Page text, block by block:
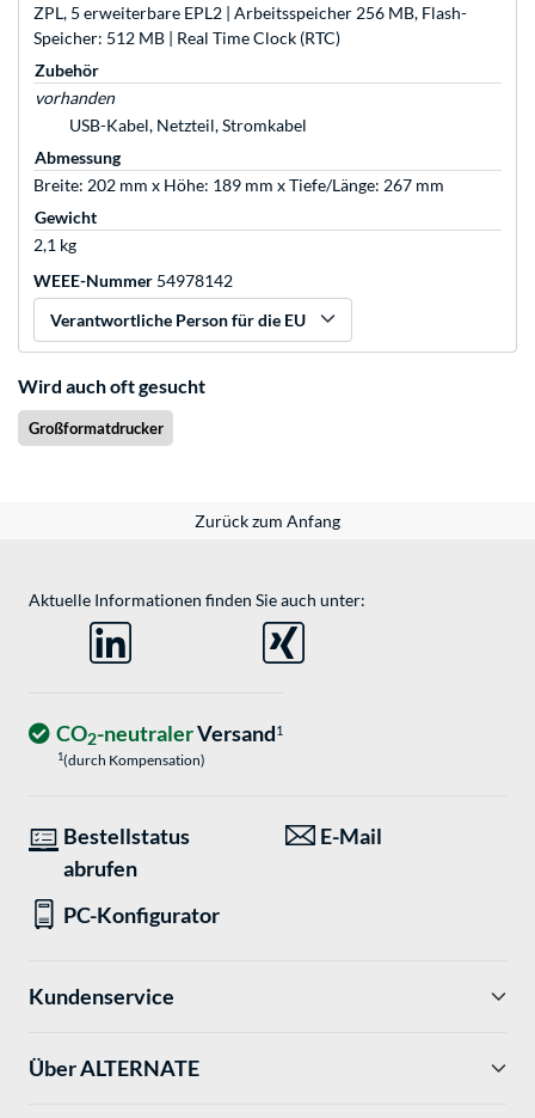
ZPL, 5 erweiterbare EPL2 | Arbeitsspeicher 256 MB, Flash-
Speicher: 512 MB | Real Time Clock (RTC)
Zubehör
vorhanden
USB-Kabel, Netzteil, Stromkabel
Abmessung
Breite: 202 mm x Höhe: 189 mm x Tiefe/Länge: 267 mm
Gewicht
2,1 kg
WEEE-Nummer 54978142
Verantwortliche Person für die EU
Wird auch oft gesucht
Großformatdrucker
Zurück zum Anfang
Aktuelle Informationen finden Sie auch unter:
CO2-neutralerVersand1
1(durch Kompensation)
Bestellstatus
abrufen
E-Mail
PC-Konfigurator
Kundenservice
Über ALTERNATE